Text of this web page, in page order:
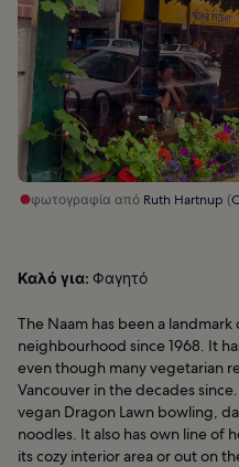
φωτογραφία από Ruth Hartnup (
Καλό για: Φαγητό
The Naam has been a
neighbourhood since 1968. It
even though many vegetarian
Vancouver in the decades
vegan Dragon Lawn bowling,
noodles. It also has own line of
its cozy interior area or out on